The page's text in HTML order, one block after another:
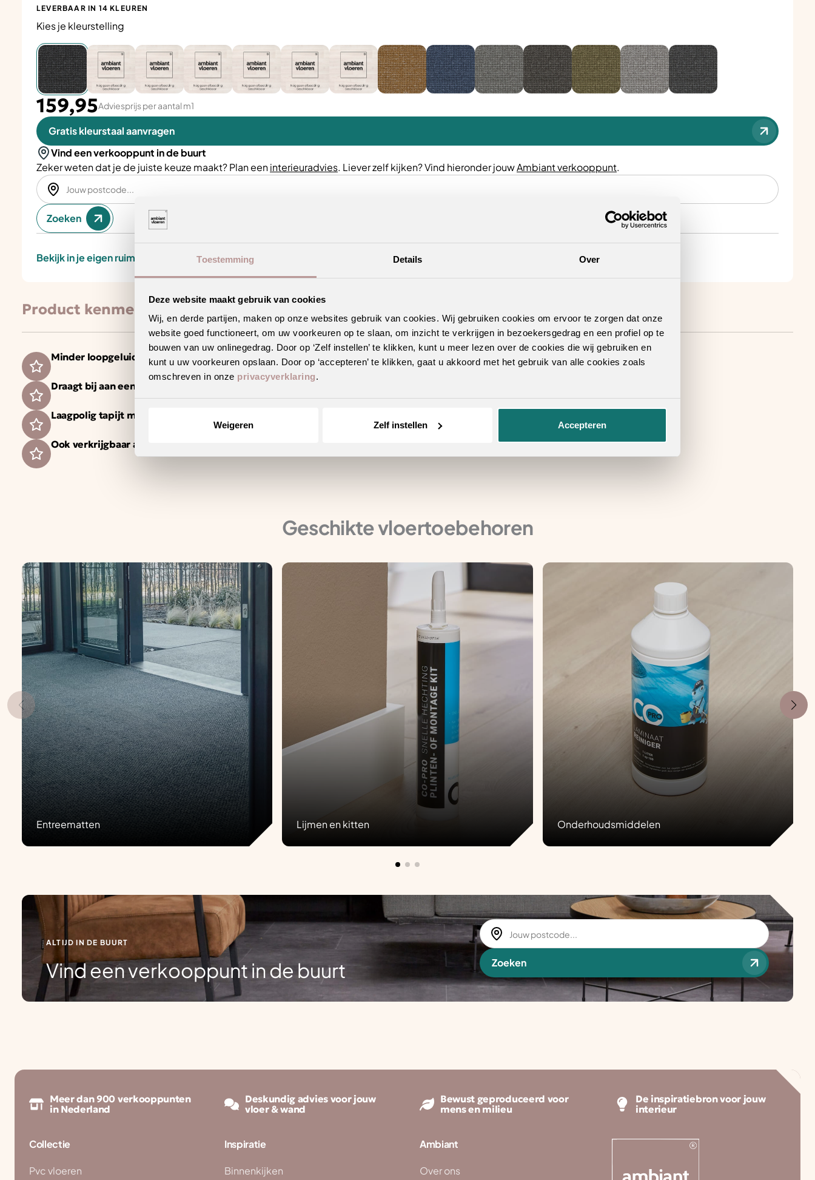
Toestemming Details Over
Deze website maakt gebruik van cookies
Wij, en derde partijen, maken op onze websites gebruik van cookies. Wij gebruiken cookies om ervoor te zorgen dat onze
website goed functioneert, om uw voorkeuren op te slaan, om inzicht te verkrijgen in bezoekersgedrag en een profiel op te
bouwen van uw onlinegedrag. Door op ‘Zelf instellen’ te klikken, kunt u meer lezen over de cookies die wij gebruiken en
kunt u uw voorkeuren opslaan. Door op ‘accepteren’ te klikken, gaat u akkoord met het gebruik van alle cookies zoals
omschreven in onze privacyverklaring.
Weigeren Zelf instellen Accepteren
LEVERBAAR IN 14 KLEUREN
Kies je kleurstelling
159,95Adviesprijs per aantal m1
Gratis kleurstaal aanvragen
Vind een verkooppunt in de buurt
Zeker weten dat je de juiste keuze maakt? Plan eeninterieuradvies. Liever zelf kijken? Vind hieronder jouwAmbiant verkooppunt.
Zoeken
Bekijk in je eigen ruimte
Product kenmerken
Minder loopgeluid voor meer wooncomfort
Draagt bij aan een gezonder binnenklimaat
Laagpolig tapijt met een strakke en moderne uitstraling
Ook verkrijgbaar als complete traprenovatie in hetzelfde decor
Geschikte vloertoebehoren
Entreematten Lijmen en kitten Onderhoudsmiddelen
ALTIJD IN DE BUURT
Vind een verkooppunt in de buurt Zoeken
Meer dan 900 verkooppunten
in Nederland
Deskundig advies voor jouw
vloer & wand
Bewust geproduceerd voor
mens en milieu
De inspiratiebron voor jouw
interieur
Collectie
Pvc vloeren
Inspiratie
Binnenkijken
Ambiant
Over ons